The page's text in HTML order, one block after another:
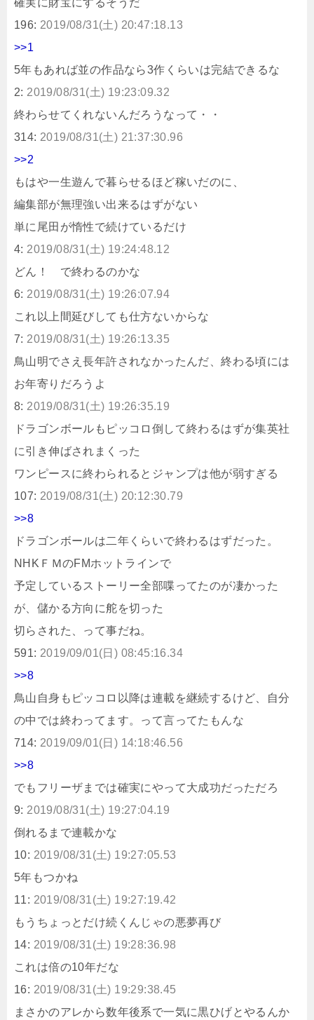
確実に財宝にするそうだ
196: 2019/08/31(土) 20:47:18.13
>>1
5年もあれば並の作品なら3作くらいは完結できるな
2: 2019/08/31(土) 19:23:09.32
終わらせてくれないんだろうなって・・
314: 2019/08/31(土) 21:37:30.96
>>2
もはや一生遊んで暮らせるほど稼いだのに、
編集部が無理強い出来るはずがない
単に尾田が惰性で続けているだけ
4: 2019/08/31(土) 19:24:48.12
どん！ で終わるのかな
6: 2019/08/31(土) 19:26:07.94
これ以上間延びしても仕方ないからな
7: 2019/08/31(土) 19:26:13.35
鳥山明でさえ長年許されなかったんだ、終わる頃には
お年寄りだろうよ
8: 2019/08/31(土) 19:26:35.19
ドラゴンボールもピッコロ倒して終わるはずが集英社
に引き伸ばされまくった
ワンピースに終わられるとジャンプは他が弱すぎる
107: 2019/08/31(土) 20:12:30.79
>>8
ドラゴンボールは二年くらいで終わるはずだった。
NHKＦＭのFMホットラインで
予定しているストーリー全部喋ってたのが凄かった
が、儲かる方向に舵を切った
切らされた、って事だね。
591: 2019/09/01(日) 08:45:16.34
>>8
鳥山自身もピッコロ以降は連載を継続するけど、自分
の中では終わってます。って言ってたもんな
714: 2019/09/01(日) 14:18:46.56
>>8
でもフリーザまでは確実にやって大成功だっただろ
9: 2019/08/31(土) 19:27:04.19
倒れるまで連載かな
10: 2019/08/31(土) 19:27:05.53
5年もつかね
11: 2019/08/31(土) 19:27:19.42
もうちょっとだけ続くんじゃの悪夢再び
14: 2019/08/31(土) 19:28:36.98
これは倍の10年だな
16: 2019/08/31(土) 19:29:38.45
まさかのアレから数年後系で一気に黒ひげとやるんか